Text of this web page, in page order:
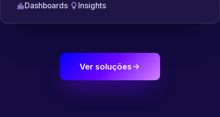
Dashboards· Insights
Ver soluções